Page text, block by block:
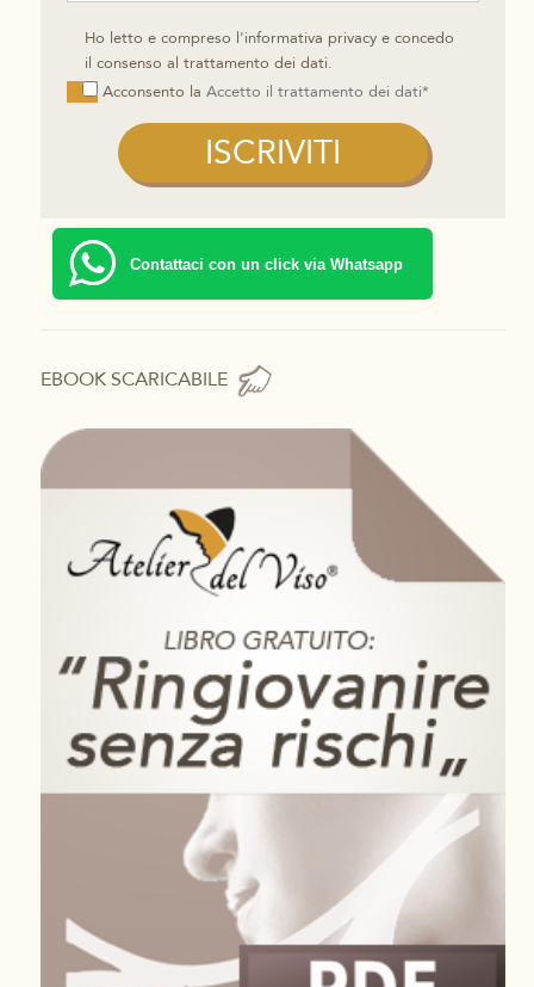
Ho letto e compreso l'informativa privacy e concedo
il consenso al trattamento dei dati.
Acconsento la Accetto il trattamento dei dati*
Contattaci con un click via Whatsapp
EBOOK SCARICABILE